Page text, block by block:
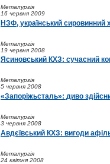
Металургія
16 червня 2009
НЗФ, український
Металургія
19 червня 2008
Ясиновський КХЗ: сучасний
Металургія
5 червня 2008
«Запоріжьсталь»: диво
Металургія
3 червня 2008
Авдєївський КХЗ: вигоди
Металургія
24 квітня 2008